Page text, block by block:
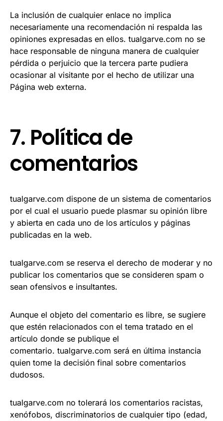
La inclusión de cualquier enlace no implica
necesariamente una recomendación ni respalda las
opiniones expresadas en ellos. tualgarve.com no se
hace responsable de ninguna manera de cualquier
pérdida o perjuicio que la tercera parte pudiera
ocasionar al visitante por el hecho de utilizar una
Página web externa.
7. Política de
comentarios
tualgarve.com dispone de un sistema de comentarios
por el cual el usuario puede plasmar su opinión libre
y abierta en cada uno de los artículos y páginas
publicadas en la web.
tualgarve.com se reserva el derecho de moderar y no
publicar los comentarios que se consideren spam o
sean ofensivos e insultantes.
Aunque el objeto del comentario es libre, se sugiere
que estén relacionados con el tema tratado en el
artículo donde se publique el
comentario. tualgarve.com será en última instancia
quien tome la decisión final sobre comentarios
dudosos.
tualgarve.com no tolerará los comentarios racistas,
xenófobos, discriminatorios de cualquier tipo (edad,